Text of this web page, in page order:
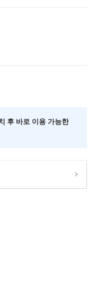
후 바로 이용 가능한